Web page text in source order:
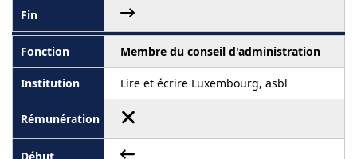
Membre du conseil d'administration
Lire et écrire Luxembourg, asbl